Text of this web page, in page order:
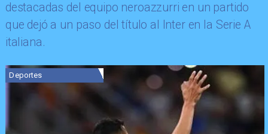
destacadas del equipo neroazzurri en un partido
que dejó a un paso del título al Inter en la Serie A
italiana.
Deportes